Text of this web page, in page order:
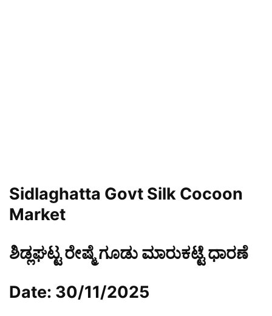
Sidlaghatta Govt Silk Cocoon
Market
ಶಿಡ್ಲಘಟ್ಟ ರೇಷ್ಮೆ ಗೂಡು ಮಾರುಕಟ್ಟೆ ಧಾರಣೆ
Date: 30/11/2025